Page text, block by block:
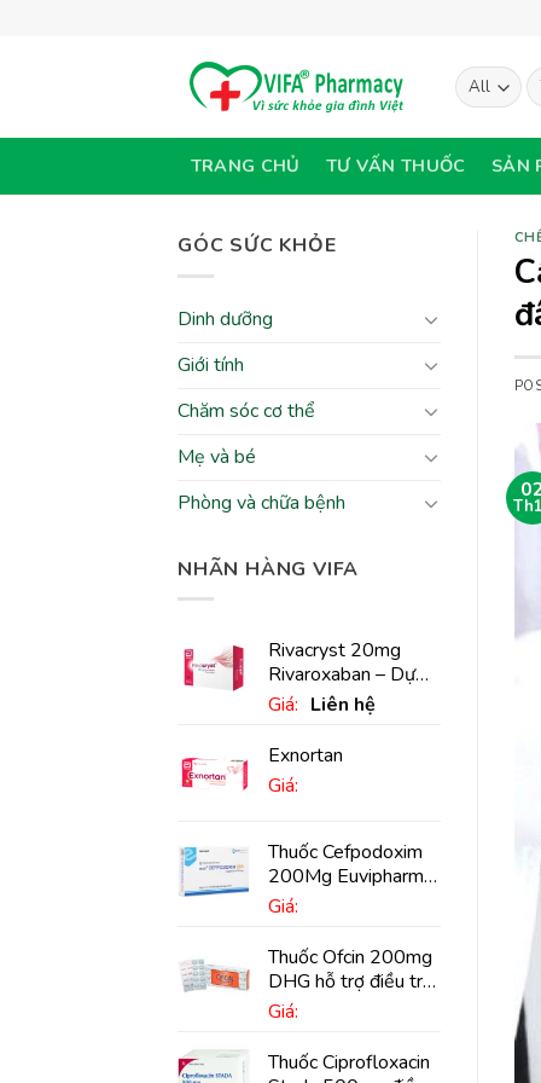
TRANG CHỦ TƯ VẤN THUỐC SẢN
GÓC SỨC KHỎE
Dinh dưỡng
Giới tính
Chăm sóc cơ thể
Mẹ và bé
Phòng và chữa bệnh
NHÃN HÀNG VIFA
Rivacryst 20mg
Rivaroxaban – Dự
phòng đột quỵ,
huyết khối tĩnh mạch
Giá: Liên hệ
Exnortan
Giá:
Thuốc Cefpodoxim
200Mg Euvipharm
điều trị nhiễm khuẩn
Giá:
Thuốc Ofcin 200mg
DHG hỗ trợ điều trị
viêm phế quản nặng
Giá:
Thuốc Ciprofloxacin